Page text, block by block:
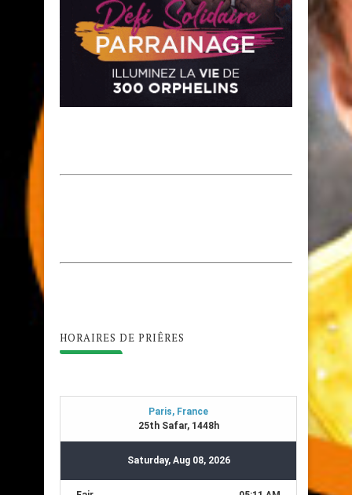
HORAIRES DE PRIÊRES